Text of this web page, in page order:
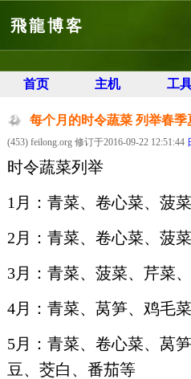
飛龍博客
首页
主机 工
每个月的时令蔬菜 列举春季
(453) feilong.org 修订于2016-09-22 12:51:44
时令蔬菜列举
1月：青菜、卷心菜、菠
2月：青菜、卷心菜、菠
3月：青菜、菠菜、芹菜
4月：青菜、莴笋、鸡毛
5月：青菜、卷心菜、莴
豆、茭白、番茄等